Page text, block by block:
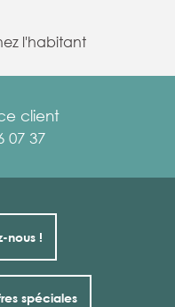
l'habitant
client
07 37
nous !
spéciales